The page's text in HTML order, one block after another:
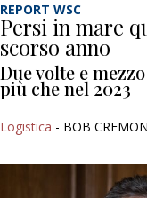
REPORT WSC
Persi in mare
scorso anno
Due volte e
più che nel 2023
Logistica - BOB